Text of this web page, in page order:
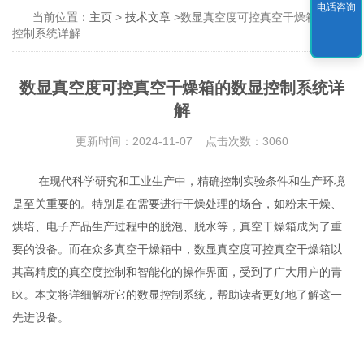
当前位置： 主页 >技术文章 >数显真空度可控真空干燥箱的数显
控制系统详解
数显真空度可控真空干燥箱的数显控制系统详
解
更新时间：2024-11-07 点击次数：3060
在现代科学研究和工业生产中，精确控制实验条件和生产环境
是至关重要的。特别是在需要进行干燥处理的场合，如粉末干燥、
烘培、电子产品生产过程中的脱泡、脱水等，真空干燥箱成为了重
要的设备。而在众多真空干燥箱中，数显真空度可控真空干燥箱以
其高精度的真空度控制和智能化的操作界面，受到了广大用户的青
睐。本文将详细解析它的数显控制系统，帮助读者更好地了解这一
先进设备。
电话咨询